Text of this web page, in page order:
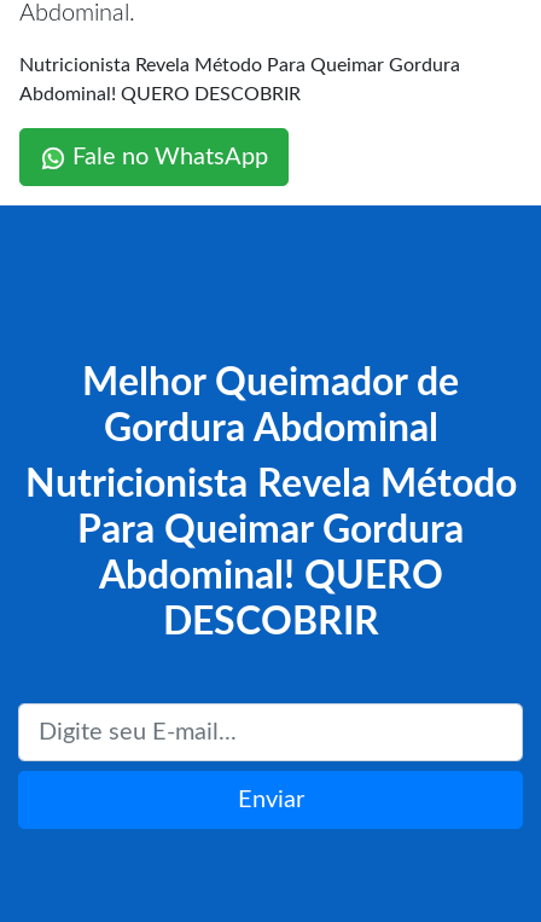
Abdominal.
Nutricionista Revela Método Para Queimar Gordura
Abdominal! QUERO DESCOBRIR
Fale no WhatsApp
Melhor Queimador de
Gordura Abdominal
Nutricionista Revela Método
Para Queimar Gordura
Abdominal! QUERO
DESCOBRIR
Enviar